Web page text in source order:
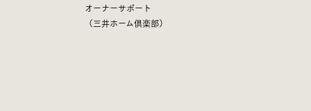
オーナーサポート
（三井ホーム倶楽部）